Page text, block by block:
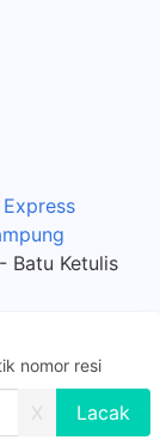
Batu Ketulis
nomor resi
X